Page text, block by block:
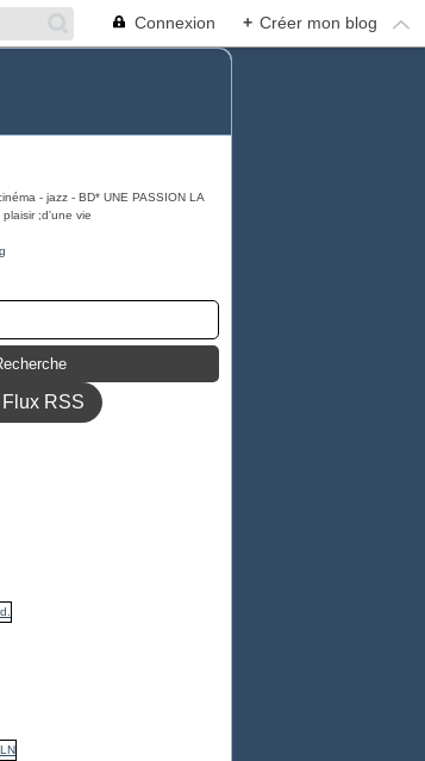
Connexion + Créer mon blog
- jazz - BD* UNE PASSION LA
;d'une vie
Flux RSS